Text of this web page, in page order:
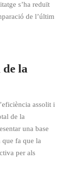
s’ha reduït
de l’últim
la
assolit i
de la
una base
que fa que la
per als